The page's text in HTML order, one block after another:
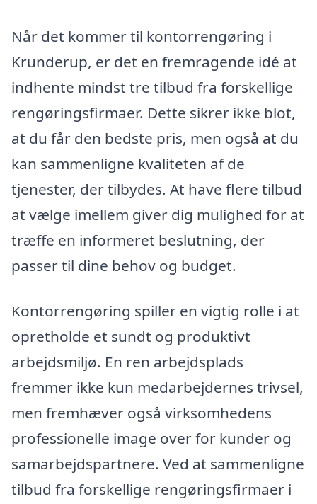
Når det kommer til kontorrengøring i
Krunderup, er det en fremragende idé at
indhente mindst tre tilbud fra forskellige
rengøringsfirmaer. Dette sikrer ikke blot,
at du får den bedste pris, men også at du
kan sammenligne kvaliteten af de
tjenester, der tilbydes. At have flere tilbud
at vælge imellem giver dig mulighed for at
træffe en informeret beslutning, der
passer til dine behov og budget.
Kontorrengøring spiller en vigtig rolle i at
opretholde et sundt og produktivt
arbejdsmiljø. En ren arbejdsplads
fremmer ikke kun medarbejdernes trivsel,
men fremhæver også virksomhedens
professionelle image over for kunder og
samarbejdspartnere. Ved at sammenligne
tilbud fra forskellige rengøringsfirmaer i